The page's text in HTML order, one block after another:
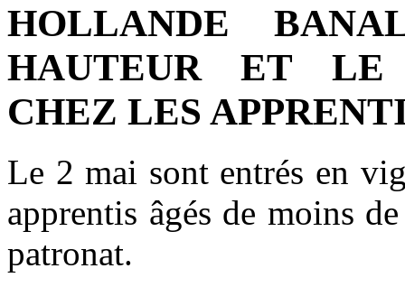
HOLLANDE
HAUTEUR ET LE
CHEZ LES
Le 2 mai sont entrés en
apprentis âgés de moins
patronat.